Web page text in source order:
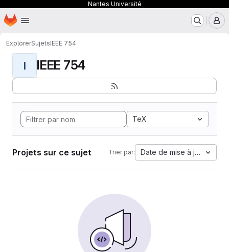
Nantes Université
Passer au contenu principal
Page d'accueil
ExplorerSujetsIEEE 754
I IEEE 754
TeX
Projets sur ce sujet Trier par: Date de mise à jour